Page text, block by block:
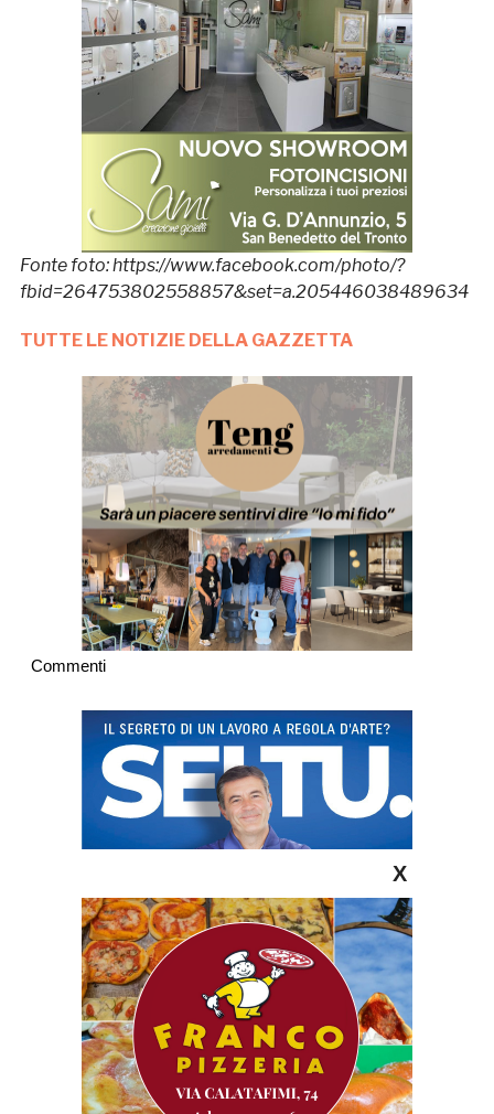
Fonte foto: https://www.facebook.com/photo/?
fbid=264753802558857&set=a.205446038489634
TUTTE LE NOTIZIE DELLA GAZZETTA
Commenti
X